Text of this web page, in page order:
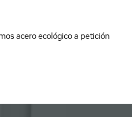
acero ecológico a petición